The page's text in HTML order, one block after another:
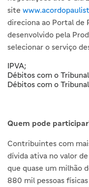
site
direciona ao Portal de
desenvolvido pela
selecionar o serviço
IPVA;
Débitos com o
Débitos com o
Quem pode
Contribuintes com
dívida ativa no valor
que quase um milhão
880 mil pessoas